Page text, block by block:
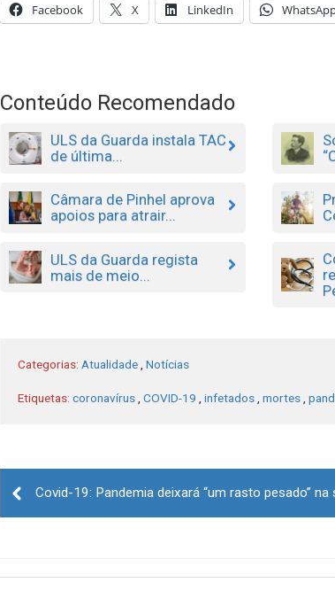
Facebook X LinkedIn
Conteúdo Recomendado
ULS da Guarda instala TAC
de última...
Câmara de Pinhel aprova
apoios para atrair...
ULS da Guarda regista
mais de meio...
Categorias: Atualidade Notícias
Etiquetas: coronavírus COVID-19 infetados mortes
navigation